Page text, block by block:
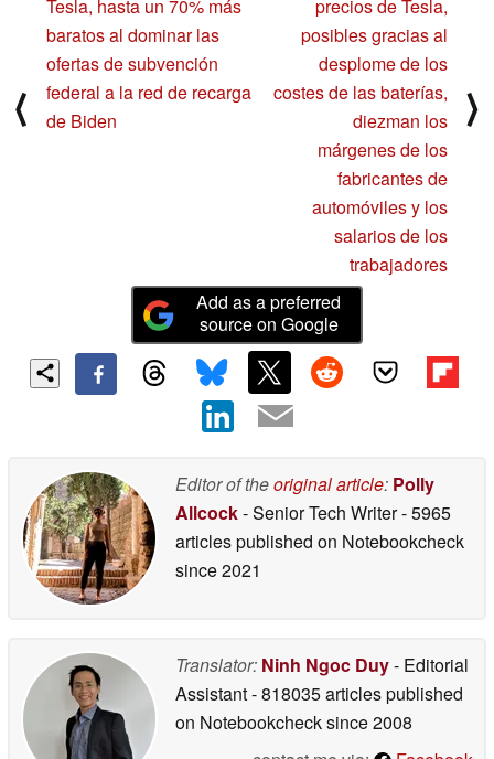
⟨
Tesla, hasta un 70% más
baratos al dominar las
ofertas de subvención
federal a la red de recarga
de Biden
precios de Tesla,
posibles gracias al
desplome de los
costes de las baterías,
diezman los
márgenes de los
fabricantes de
automóviles y los
salarios de los
trabajadores
⟩
Add as a preferred
source on Google
Editor of theoriginal article: Polly
Allcock- Senior Tech Writer- 5965
articles published on Notebookcheck
since 2021
Translator: Ninh Ngoc Duy- Editorial
Assistant- 818035 articles published
on Notebookchecksince 2008